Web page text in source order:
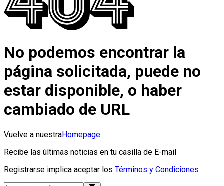
No podemos encontrar la
página solicitada, puede no
estar disponible, o haber
cambiado de URL
Vuelve a nuestraHomepage
Recibe las últimas noticias en tu casilla de E-mail
Registrarse implica aceptar los Términos y Condiciones